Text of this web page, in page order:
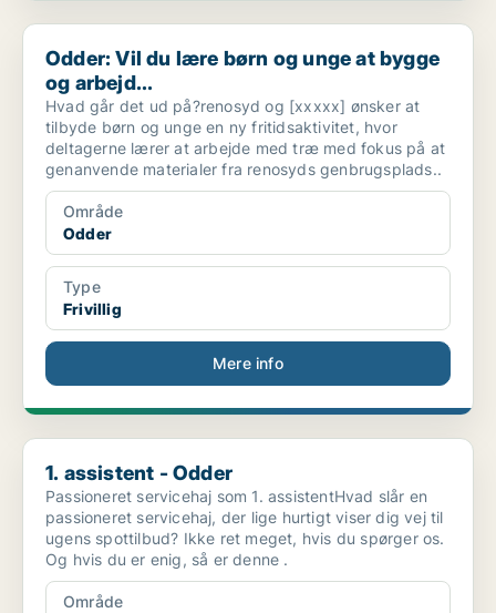
Odder: Vil du lære børn og unge at bygge og arbejd...
Odder: Vil du lære børn og unge at bygge
og arbejd...
Hvad går det ud på?renosyd og [xxxxx] ønsker at
tilbyde børn og unge en ny fritidsaktivitet, hvor
deltagerne lærer at arbejde med træ med fokus på at
genanvende materialer fra renosyds genbrugsplads..
Område
Odder
Type
Frivillig
Mere info
1. assistent - Odder
1. assistent - Odder
Passioneret servicehaj som 1. assistentHvad slår en
passioneret servicehaj, der lige hurtigt viser dig vej til
ugens spottilbud? Ikke ret meget, hvis du spørger os.
Og hvis du er enig, så er denne .
Område